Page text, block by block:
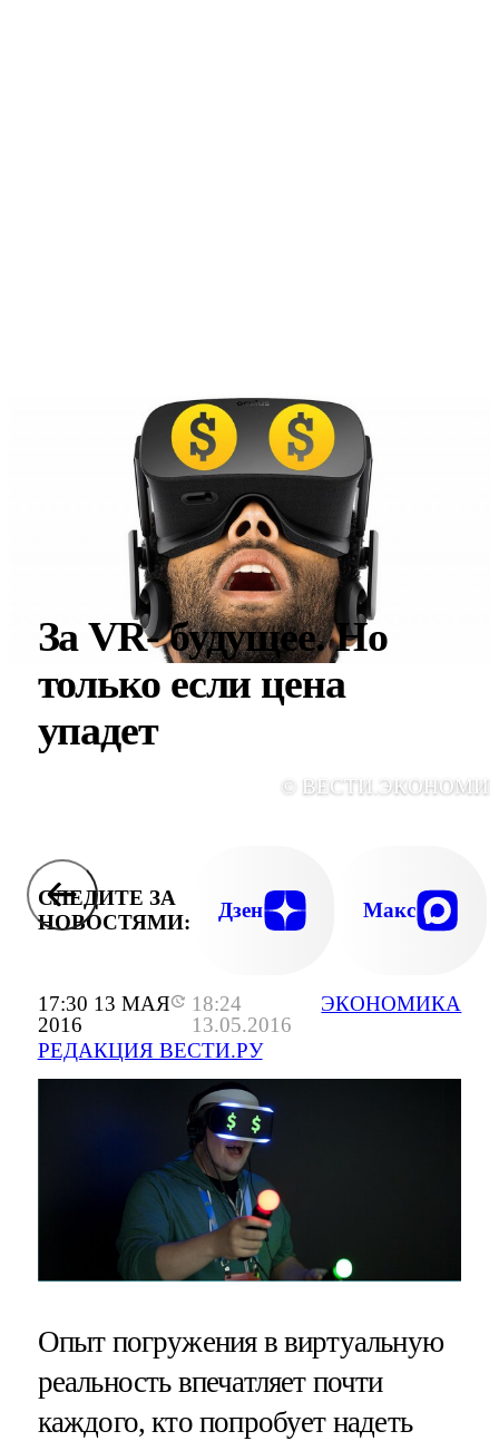
17:30 13 МАЯ
2016
18:24
13.05.2016
РЕДАКЦИЯ ВЕСТИ.РУ
ЭКОНОМИКА
За VR- будущее. Но
только если цена
упадет
©
СЛЕДИТЕ ЗА
НОВОСТЯМИ:
Дзен Макс
Опыт погружения в виртуальную
реальность впечатляет почти
каждого, кто попробует надеть